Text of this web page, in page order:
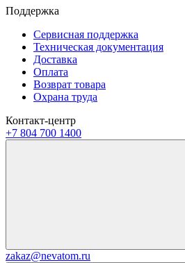
Поддержка
Сервисная поддержка
Техническая документация
Доставка
Оплата
Возврат товара
Охрана труда
Контакт-центр
+7 804 700 1400
zakaz@nevatom.ru